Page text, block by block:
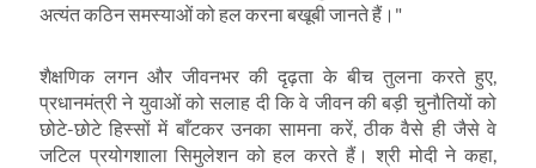
अत्यंत कठिन समस्याओं को हल करना बखूबी जानते हैं।"
शैक्षणिक लगन और जीवनभर की दृढ़ता के बीच तुलना करते हुए
प्रधानमंत्री ने युवाओं को सलाह दी कि वे जीवन की बड़ी चुनौतियों को
छोटे-छोटे हिस्सों में बाँटकर उनका सामना करें, ठीक वैसे ही जैसे वे
जटिल प्रयोगशाला सिमुलेशन को हल करते हैं। श्री मोदी ने कहा